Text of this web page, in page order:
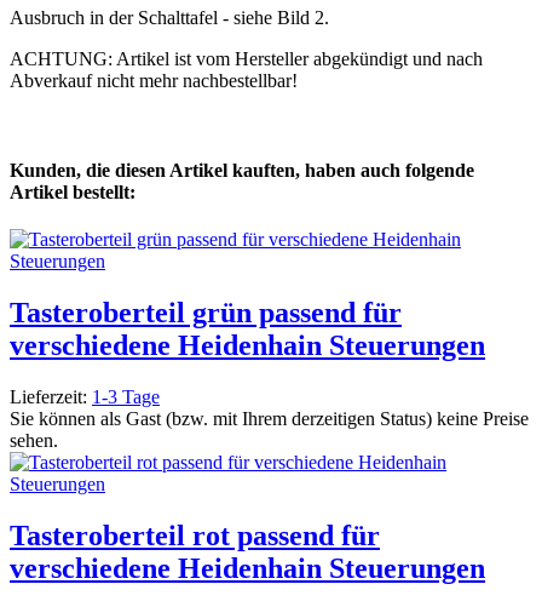
Ausbruch in der Schalttafel - siehe Bild 2.
ACHTUNG: Artikel ist vom Hersteller abgekündigt und nach
Abverkauf nicht mehr nachbestellbar!
Kunden, die diesen Artikel kauften, haben auch folgende
Artikel bestellt:
Tasteroberteil grün passend für
verschiedene Heidenhain Steuerungen
Lieferzeit: 1-3 Tage
Sie können als Gast (bzw. mit Ihrem derzeitigen Status) keine Preise
sehen.
Tasteroberteil rot passend für
verschiedene Heidenhain Steuerungen